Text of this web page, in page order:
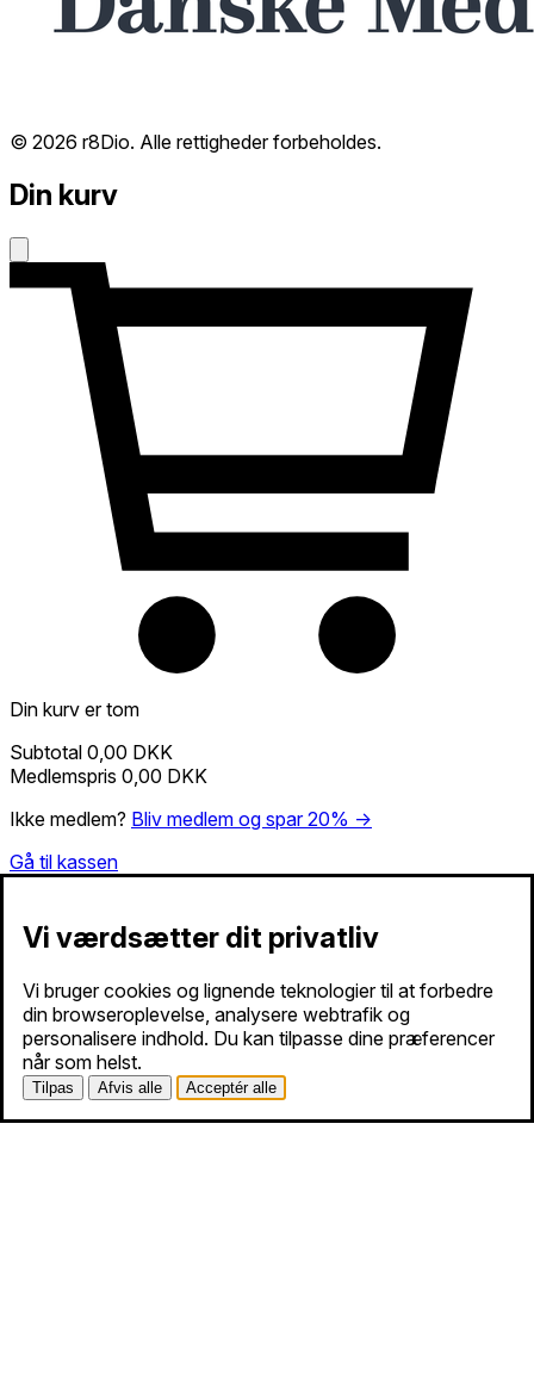
© 2026 r8Dio. Alle rettigheder forbeholdes.
Din kurv
Din kurv er tom
Subtotal 0,00 DKK
Medlemspris 0,00 DKK
Ikke medlem? Bliv medlem og spar 20% →
Gå til kassen
Vi værdsætter dit privatliv
Vi bruger cookies og lignende teknologier til at forbedre
din browseroplevelse, analysere webtrafik og
personalisere indhold. Du kan tilpasse dine præferencer
når som helst.
Tilpas Afvis alle Acceptér alle